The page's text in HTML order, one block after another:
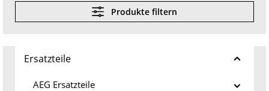
Produkte filtern
Ersatzteile
AEG Ersatzteile